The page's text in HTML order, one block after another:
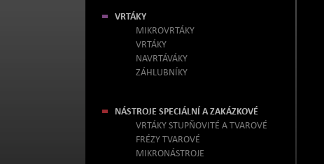
VRTÁKY
MIKROVRTÁKY
VRTÁKY
NAVRTÁVÁKY
ZÁHLUBNÍKY
NÁSTROJE SPECIÁLNÍ A ZAKÁZKOVÉ
VRTÁKY STUPŇOVITÉ A TVAROVÉ
FRÉZY TVAROVÉ
MIKRONÁSTROJE